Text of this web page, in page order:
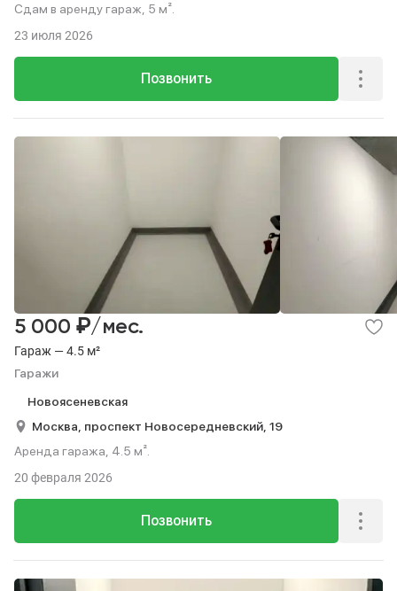
Сдам в аренду гараж, 5 м².
Позвонить
23 июля 2026
Гараж — 4.5 м²
Гаражи
5 000 ₽/мес.
Новоясеневская
Москва, проспект Новосередневский, 19
Аренда гаража, 4.5 м².
Позвонить
20 февраля 2026